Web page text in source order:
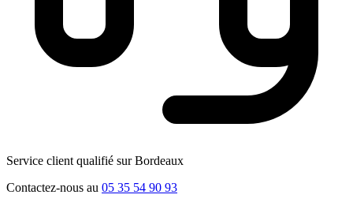
Service client qualifié sur Bordeaux
Contactez-nous au 05 35 54 90 93